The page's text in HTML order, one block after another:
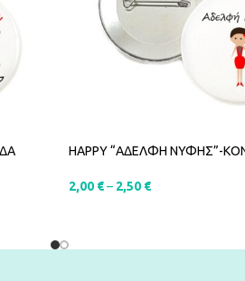
HAPPY “ΑΔΕΛΦΗ ΝΥΦΗΣ”-
2,00 €– 2,50 €